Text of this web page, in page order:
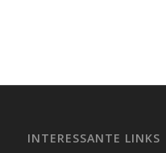
INTERESSANTE LINKS